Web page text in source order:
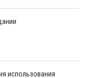
использования